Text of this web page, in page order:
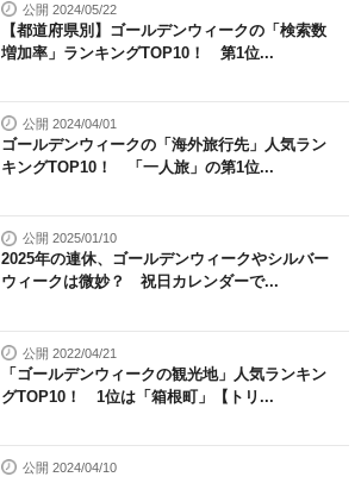
公開 2024/05/22
【都道府県別】ゴールデンウィークの「検索数
増加率」ランキングTOP10！ 第1位...
公開 2024/04/01
ゴールデンウィークの「海外旅行先」人気ラン
キングTOP10！ 「一人旅」の第1位...
公開 2025/01/10
2025年の連休、ゴールデンウィークやシルバー
ウィークは微妙？ 祝日カレンダーで...
公開 2022/04/21
「ゴールデンウィークの観光地」人気ランキン
グTOP10！ 1位は「箱根町」【トリ...
公開 2024/04/10